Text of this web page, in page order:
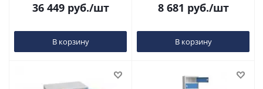
36 449руб./шт
В корзину
8 681 руб./шт
В корзину